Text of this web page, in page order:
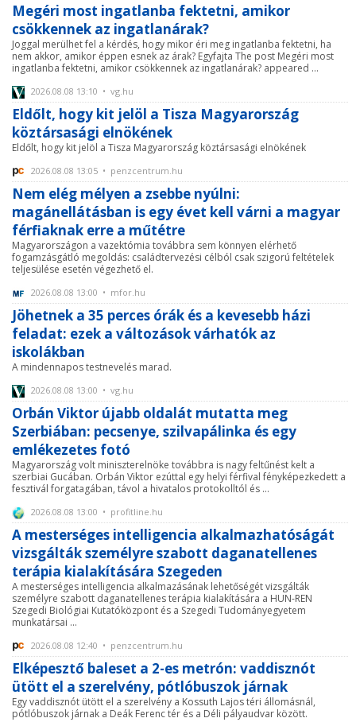
Megéri most ingatlanba fektetni, amikor
csökkennek az ingatlanárak?
Joggal merülhet fel a kérdés, hogy mikor éri meg ingatlanba fektetni, ha
nem akkor, amikor éppen esnek az árak? Egyfajta The post Megéri most
ingatlanba fektetni, amikor csökkennek az ingatlanárak? appeared ...
2026.08.08 13:10 • vg.hu
Eldőlt, hogy kit jelöl a Tisza Magyarország
köztársasági elnökének
Eldőlt, hogy kit jelöl a Tisza Magyarország köztársasági elnökének
2026.08.08 13:05 • penzcentrum.hu
Nem elég mélyen a zsebbe nyúlni:
magánellátásban is egy évet kell várni a magyar
férfiaknak erre a műtétre
Magyarországon a vazektómia továbbra sem könnyen elérhető
fogamzásgátló megoldás: családtervezési célból csak szigorú feltételek
teljesülése esetén végezhető el.
2026.08.08 13:00 • mfor.hu
Jöhetnek a 35 perces órák és a kevesebb házi
feladat: ezek a változások várhatók az
iskolákban
A mindennapos testnevelés marad.
2026.08.08 13:00 • vg.hu
Orbán Viktor újabb oldalát mutatta meg
Szerbiában: pecsenye, szilvapálinka és egy
emlékezetes fotó
Magyarország volt miniszterelnöke továbbra is nagy feltűnést kelt a
szerbiai Gucában. Orbán Viktor ezúttal egy helyi férfival fényképezkedett a
fesztivál forgatagában, távol a hivatalos protokolltól és ...
2026.08.08 13:00 • profitline.hu
A mesterséges intelligencia alkalmazhatóságát
vizsgálták személyre szabott daganatellenes
terápia kialakítására Szegeden
A mesterséges intelligencia alkalmazásának lehetőségét vizsgálták
személyre szabott daganatellenes terápia kialakítására a HUN-REN
Szegedi Biológiai Kutatóközpont és a Szegedi Tudományegyetem
munkatársai ...
2026.08.08 12:40 • penzcentrum.hu
Elképesztő baleset a 2-es metrón: vaddisznót
ütött el a szerelvény, pótlóbuszok járnak
Egy vaddisznót ütött el a szerelvény a Kossuth Lajos téri állomásnál,
pótlóbuszok járnak a Deák Ferenc tér és a Déli pályaudvar között.